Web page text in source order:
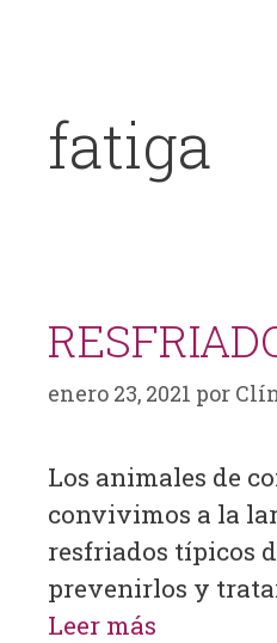
fatiga
enero 23, 2021 por
Los animales de
convivimos a la
resfriados típicos
prevenirlos y
Leer más